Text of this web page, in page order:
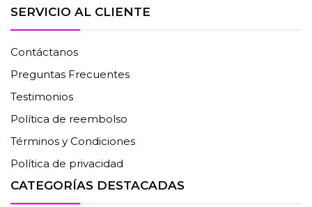
SERVICIO AL CLIENTE
Contáctanos
Preguntas Frecuentes
Testimonios
Política de reembolso
Términos y Condiciones
Política de privacidad
CATEGORÍAS DESTACADAS